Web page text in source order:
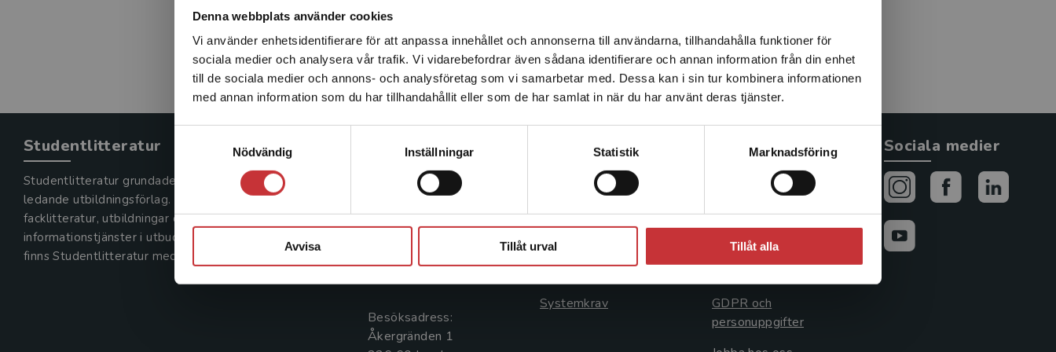
Denna webbplats använder cookies
Vi använder enhetsidentifierare för att anpassa innehållet och annonserna till användarna, tillhandahålla funktioner för
sociala medier och analysera vår trafik. Vi vidarebefordrar även sådana identifierare och annan information från din enhet
till de sociala medier och annons- och analysföretag som vi samarbetar med. Dessa kan i sin tur kombinera informationen
med annan information som du har tillhandahållit eller som de har samlat in när du har använt deras tjänster.
Nödvändig
Inställningar Statistik Marknadsföring
Avvisa Tillåt urval Tillåt alla
Det verkar som att du besöker studentlitteratur.se via en
enhet utanför Sverige. Vi erbjuder inte leveranser utanför
Sverige. För att kunna slutföra ett köp måste
leveransadressen vara i Sverige.Läs mer
Studentlitteratur
Studentlitteratur grundades 1963 och är idag Sveriges
ledande utbildningsförlag. Med läromedel, kurslitteratur,
facklitteratur, utbildningar och digitala
informationstjänster i utbudet,
finns Studentlitteratur med längs hela kunskapsresan.
Kontakta oss
Kontakta oss
046-31 20 00
Box 141
221 00 Lund
Besöksadress:
Åkergränden 1
Kundservice
Kontakta kundservice
046-31 21 00
Frågor och svar
Systemkrav
Allmänna länkar
Avtal och rättigheter
Cookies
GDPR och
personuppgifter
Sociala medier